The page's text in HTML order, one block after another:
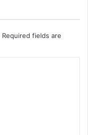
Required fields are